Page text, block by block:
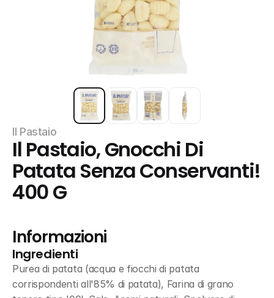
Il Pastaio
Il Pastaio, Gnocchi Di
Patata Senza Conservanti!
400 G
Informazioni
Ingredienti
Purea di patata (acqua e fiocchi di patata
corrispondenti all'85% di patata), Farina di grano